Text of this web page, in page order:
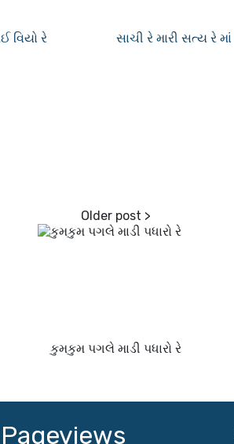
વિયો રે સાચી રે મારી સત્ય રે માં
કુમકુમ પગલે માડી પધારો રે